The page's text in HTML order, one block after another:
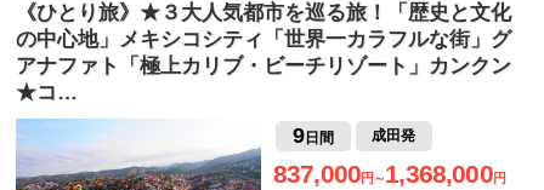
《ひとり旅》★３大人気都市を巡る旅！「歴史と文化
の中心地」メキシコシティ「世界一カラフルな街」グ
アナファト「極上カリブ・ビーチリゾート」カンクン
★コ…
9日間 成田発
837,000円～1,368,000円